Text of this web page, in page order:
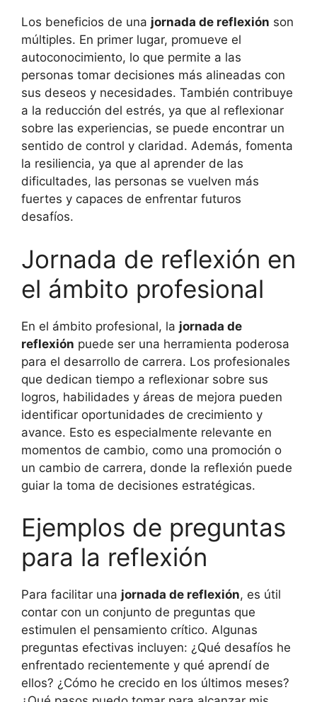
Los beneficios de una jornada de reflexión son
múltiples. En primer lugar, promueve el
autoconocimiento, lo que permite a las
personas tomar decisiones más alineadas con
sus deseos y necesidades. También contribuye
a la reducción del estrés, ya que al reflexionar
sobre las experiencias, se puede encontrar un
sentido de control y claridad. Además, fomenta
la resiliencia, ya que al aprender de las
dificultades, las personas se vuelven más
fuertes y capaces de enfrentar futuros
desafíos.
Jornada de reflexión en
el ámbito profesional
En el ámbito profesional, la jornada de
reflexión puede ser una herramienta poderosa
para el desarrollo de carrera. Los profesionales
que dedican tiempo a reflexionar sobre sus
logros, habilidades y áreas de mejora pueden
identificar oportunidades de crecimiento y
avance. Esto es especialmente relevante en
momentos de cambio, como una promoción o
un cambio de carrera, donde la reflexión puede
guiar la toma de decisiones estratégicas.
Ejemplos de preguntas
para la reflexión
Para facilitar una jornada de reflexión, es útil
contar con un conjunto de preguntas que
estimulen el pensamiento crítico. Algunas
preguntas efectivas incluyen: ¿Qué desafíos he
enfrentado recientemente y qué aprendí de
ellos? ¿Cómo he crecido en los últimos meses?